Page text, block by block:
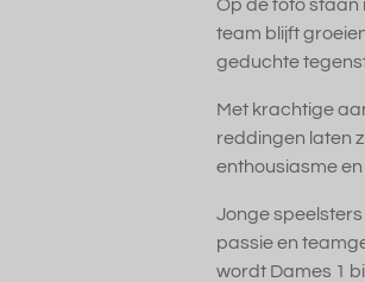
Op de foto staan
team blijft
geduchte
Met krachtige
reddingen laten
enthousiasme
Jonge
passie en
wordt Dames 1